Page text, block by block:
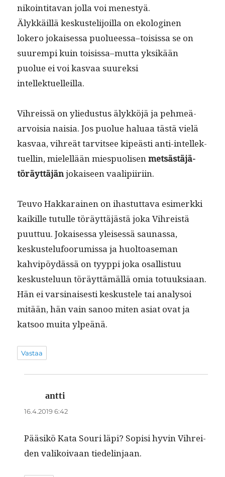
nikoin­ti­ta­van jol­la voi menestyä.
Älykkäil­lä keskustelijoil­la on ekologi­nen
lokero jokaises­sa puolueessa–toisissa se on
suurem­pi kuin toisissa–mutta yksikään
puolue ei voi kas­vaa suurek­si
intellektuelleilla.
Vihreis­sä on yliedus­tus älykköjä ja pehmeä-
arvoisia naisia. Jos puolue halu­aa tästä vielä
kas­vaa, vihreät tarvit­see kipeästi anti-intellek­
tuellin, mielel­lään miespuolisenmet­sästäjä-
töräyt­täjänjokaiseen vaalipiiriin.
Teu­vo Hakkarainen on ihas­tut­ta­va esimerk­ki
kaikille tutulle töräyt­täjästä joka Vihreistä
puut­tuu. Jokaises­sa yleisessä saunas­sa,
keskustelu­foo­ru­mis­sa ja huoltoase­man
kahvipöy­dässä on tyyp­pi joka osal­lis­tuu
keskustelu­un töräyt­tämäl­lä omia totuuk­si­aan.
Hän ei varsi­nais­es­ti keskustele tai analysoi
mitään, hän vain sanoo miten asi­at ovat ja
kat­soo mui­ta ylpeänä.
Vastaa
antti
16.4.2019 6:42
Pääsikö Kata Souri läpi? Sopisi hyvin Vihrei­
den valikoivaan tiedelinjaan.